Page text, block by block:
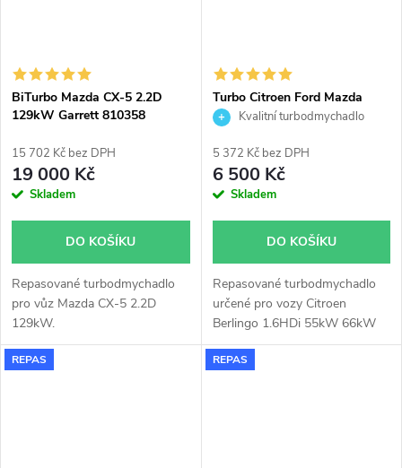
BiTurbo Mazda CX-5 2.2D
129kW Garrett 810358
15 702 Kč bez DPH
19 000 Kč
Skladem
DO KOŠÍKU
Repasované turbodmychadlo
pro vůz Mazda CX-5 2.2D
129kW.
Turbo Citroen Ford Mazda
Peugeot 1.4HDi 1.4TDCi
54359700008 54359700009
Kvalitní turbodmychadlo
5 372 Kč bez DPH
6 500 Kč
Skladem
DO KOŠÍKU
Repasované turbodmychadlo
určené pro vozy Citroen
Berlingo 1.6HDi 55kW 66kW
1.4HDi C1 40kW C2 50kW C3
50kW C4 66kW Dispatch
REPAS REPAS